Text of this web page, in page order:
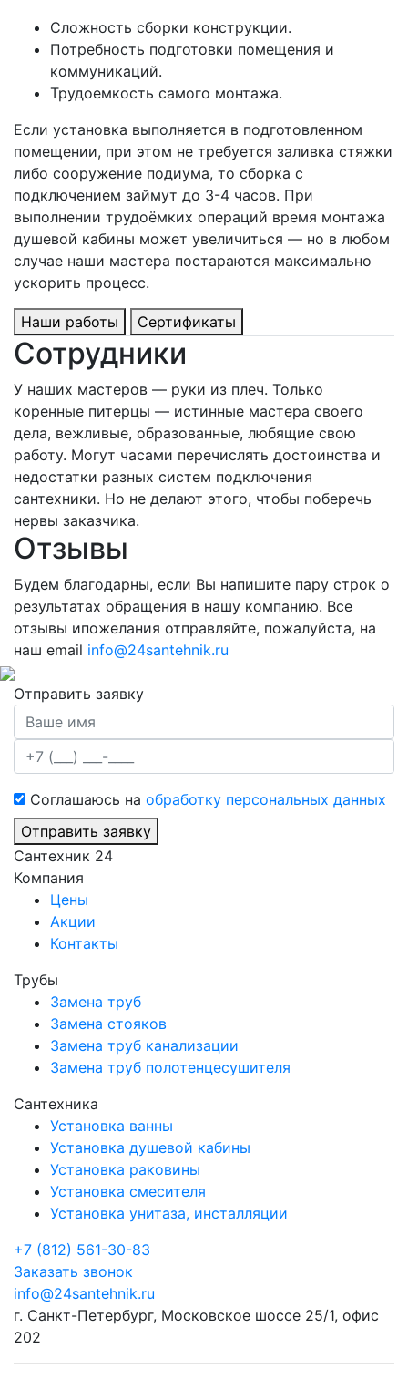
Сложность сборки конструкции.
Потребность подготовки помещения и
коммуникаций.
Трудоемкость самого монтажа.
Если установка выполняется в подготовленном
помещении, при этом не требуется заливка стяжки
либо сооружение подиума, то сборка с
подключением займут до 3-4 часов. При
выполнении трудоёмких операций время монтажа
душевой кабины может увеличиться — но в любом
случае наши мастера постараются максимально
ускорить процесс.
Наши работы Сертификаты
Сотрудники
У наших мастеров — руки из плеч. Только
коренные питерцы — истинные мастера своего
дела, вежливые, образованные, любящие свою
работу. Могут часами перечислять достоинства и
недостатки разных систем подключения
сантехники. Но не делают этого, чтобы поберечь
нервы заказчика.
Отзывы
Будем благодарны, если Вы напишите пару строк о
результатах обращения в нашу компанию. Все
отзывы ипожелания отправляйте, пожалуйста, на
наш email info@24santehnik.ru
Отправить заявку
Соглашаюсь на обработку персональных данных
Отправить заявку
Сантехник 24
Компания
Цены
Акции
Контакты
Трубы
Замена труб
Замена стояков
Замена труб канализации
Замена труб полотенцесушителя
Сантехника
Установка ванны
Установка душевой кабины
Установка раковины
Установка смесителя
Установка унитаза, инсталляции
+7 (812) 561-30-83
Заказать звонок
info@24santehnik.ru
г. Санкт-Петербург, Московское шоссе 25/1, офис
202